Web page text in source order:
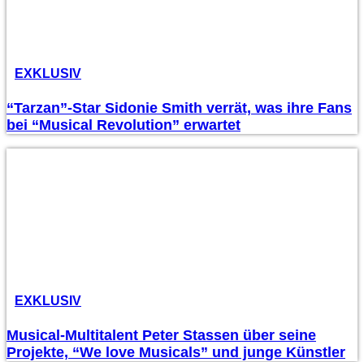
EXKLUSIV
“Tarzan”-Star Sidonie Smith verrät, was ihre Fans
bei “Musical Revolution” erwartet
EXKLUSIV
Musical-Multitalent Peter Stassen über seine
Projekte, “We love Musicals” und junge Künstler